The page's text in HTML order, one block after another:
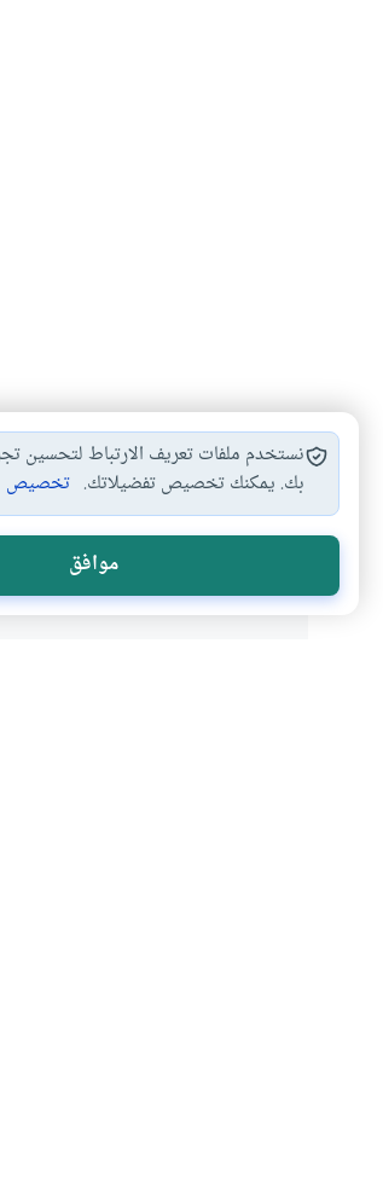
نستخدم ملفات تعريف الارتباط لتحسين
بك. يمكنك تخصيص تفضيلاتك. تخصيص
موافق